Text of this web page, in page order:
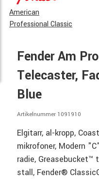
American
Professional Classic
Fender Am
Telecaster,
Blue
Artikelnummer 1091910
Elgitarr, al-kropp,
mikrofoner, Modern
radie, Greasebucket™
stall, Fender®